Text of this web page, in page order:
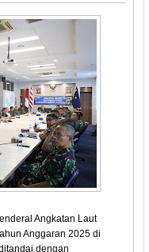
Angkatan Laut
Anggaran 2025 di
dengan